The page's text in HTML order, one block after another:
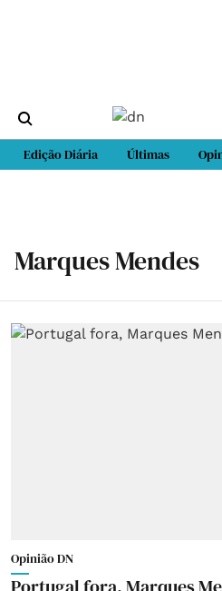
Edição Diária Últimas
Marques Mendes
Opinião DN